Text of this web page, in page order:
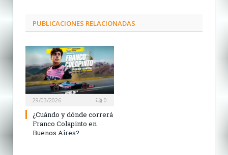
PUBLICACIONES RELACIONADAS
29/03/2026 0
¿Cuándo y dónde correrá
Franco Colapinto en
Buenos Aires?